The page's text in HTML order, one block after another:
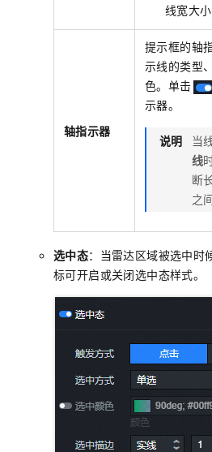
线宽大
轴指示器
提示框的轴
示线的类型
色。单击
示器。
说明 当
线
断
之
选中态：当雷达区域被选中时
标可开启或关闭选中态样式。